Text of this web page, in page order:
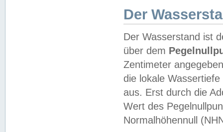
Der
Der Wasserstand ist
über dem
Zentimeter
die lokale
aus. Erst durch die
Wert des
Normalhöhennull